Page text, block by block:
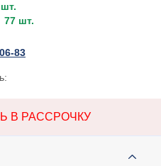
77 шт.
83
В РАССРОЧКУ